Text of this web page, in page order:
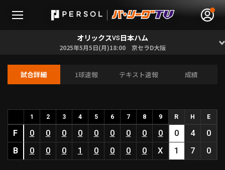
HOME
動画
オリックスVS 日本ハム
2025年5月5日(月)18:00 京セラD大阪
試合詳細 1球速報 テキスト速報 成績
1 2 3 4 5 6 7 8 9 R H E
F 0 0 0 0 0 0 0 0 0 0 4
0
B
0 0 0 1 0 0 0 0 X 1 7 0